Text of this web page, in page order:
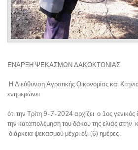
ΕΝΑΡΞΗ ΨΕΚΑΣΜΩΝ ΔΑΚΟΚΤΟΝΙΑΣ
Η Διεύθυνση Αγροτικής Οικονομίας και
ενημερώνει
ότι την Τρίτη 9-7-2024 αρχίζει ο 1ος
την καταπολέμηση του δάκου της ελιάς στην
διάρκεια ψεκασμού μέχρι έξι (6) ημέρες .